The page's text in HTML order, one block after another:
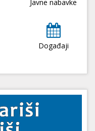
Javne nabavke
Događaji